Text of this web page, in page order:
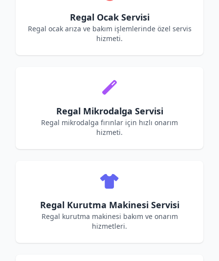
Regal Ocak Servisi
Regal ocak arıza ve bakım işlemlerinde özel servis
hizmeti.
Regal Mikrodalga Servisi
Regal mikrodalga fırınlar için hızlı onarım
hizmeti.
Regal Kurutma Makinesi Servisi
Regal kurutma makinesi bakım ve onarım
hizmetleri.